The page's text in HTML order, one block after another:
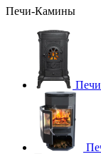
Печи-Камины